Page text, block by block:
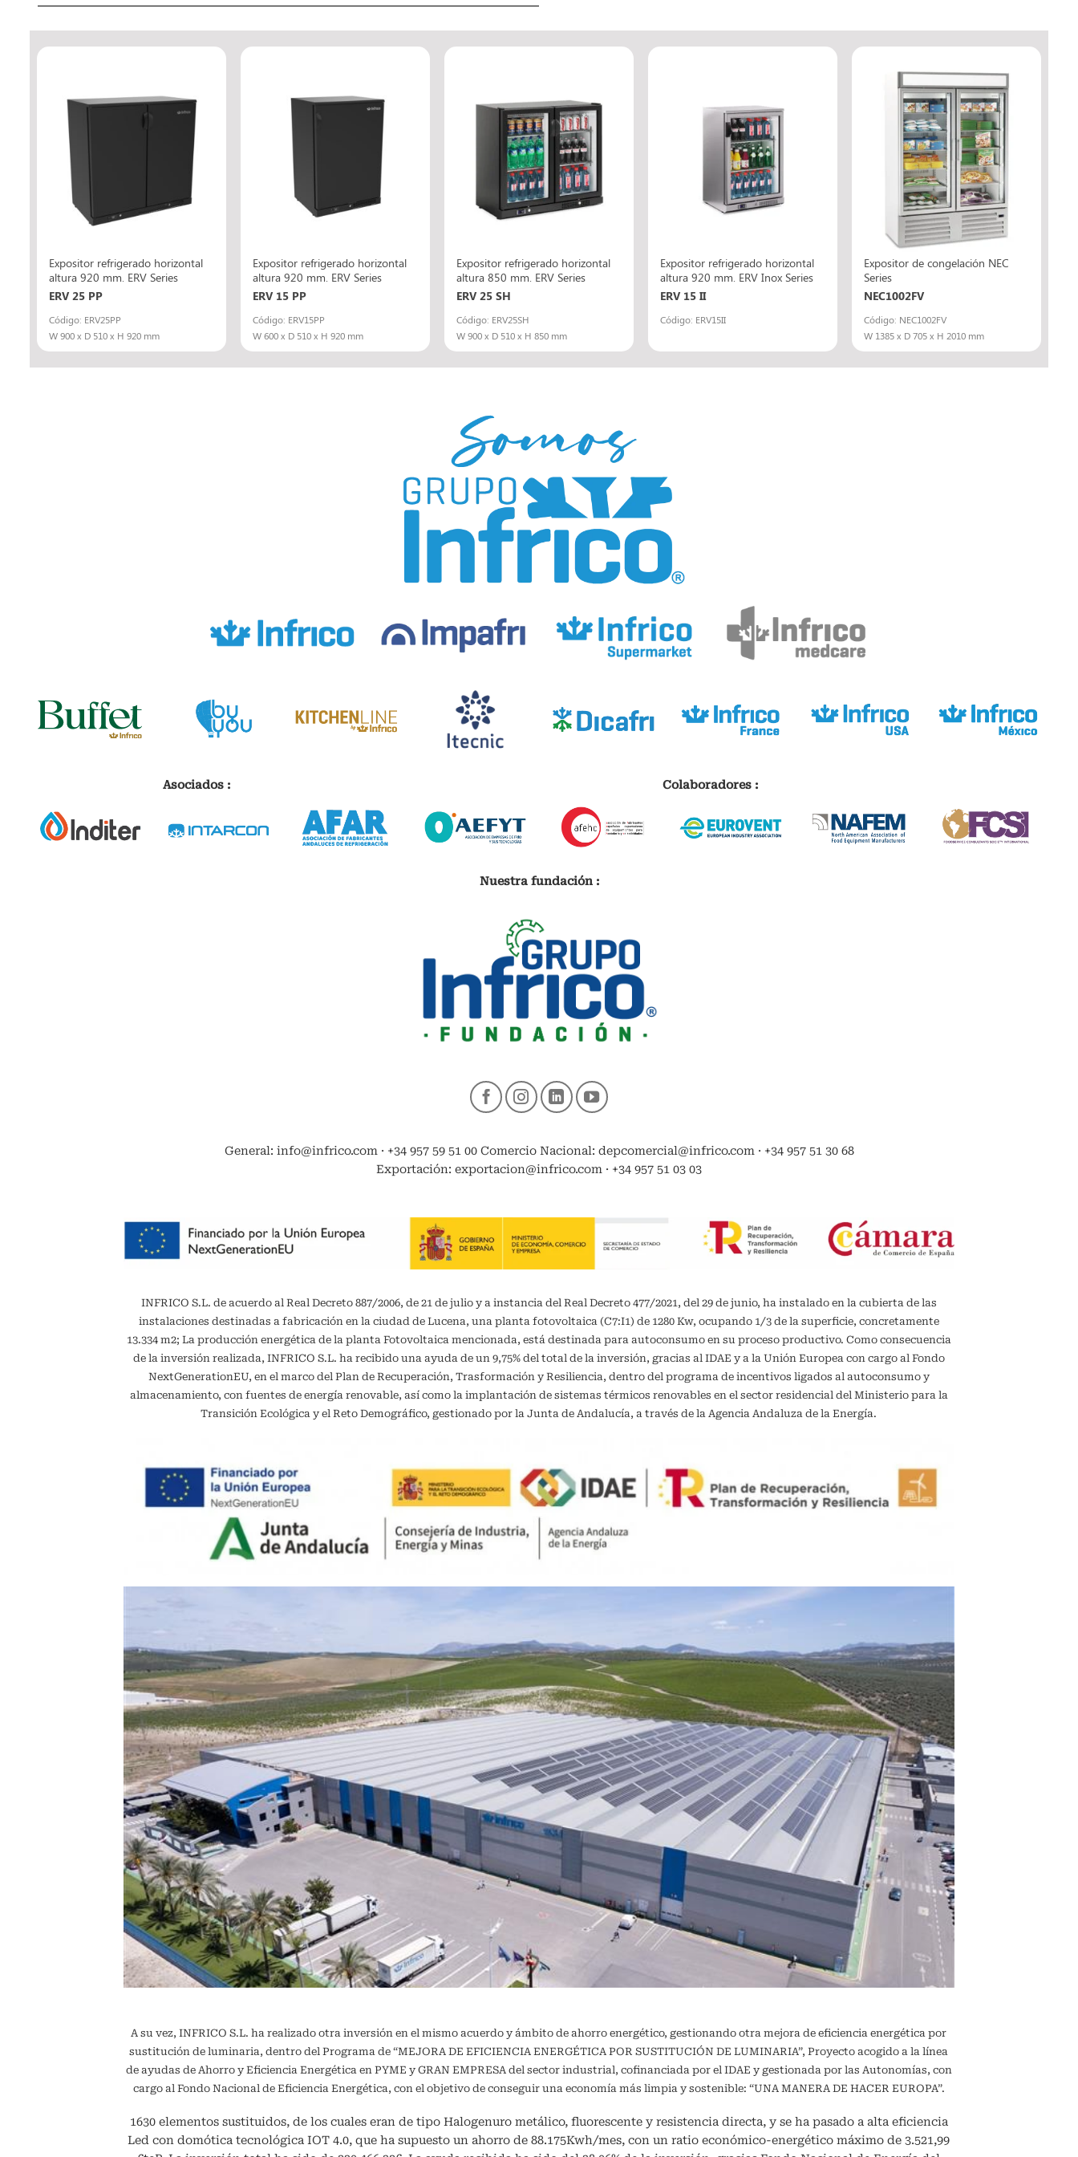
Expositor refrigerado horizontal
altura 920 mm. ERV Series
ERV 25 PP
Código: ERV25PP
W 900 x D 510 x H 920 mm
Expositor refrigerado horizontal
altura 920 mm. ERV Series
ERV 15 PP
Código: ERV15PP
W 600 x D 510 x H 920 mm
Expositor refrigerado horizontal
altura 850 mm. ERV Series
ERV 25 SH
Código: ERV25SH
W 900 x D 510 x H 850 mm
Expositor refrigerado horizontal
altura 920 mm. ERV Inox Series
ERV 15 II
Código: ERV15II
Expositor de congelación NEC
Series
NEC1002FV
Código: NEC1002FV
W 1385 x D 705 x H 2010 mm
Asociados : Colaboradores :
Nuestra fundación :
General: info@infrico.com · +34 957 59 51 00 Comercio Nacional: depcomercial@infrico.com · +34 957 51 30 68
Exportación: exportacion@infrico.com · +34 957 51 03 03
INFRICO S.L. de acuerdo al Real Decreto 887/2006, de 21 de julio y a instancia del Real Decreto 477/2021, del 29 de junio, ha instalado en la cubierta de las
instalaciones destinadas a fabricación en la ciudad de Lucena, una planta fotovoltaica (C7:I1) de 1280 Kw, ocupando 1/3 de la superficie, concretamente
13.334 m2; La producción energética de la planta Fotovoltaica mencionada, está destinada para autoconsumo en su proceso productivo. Como consecuencia
de la inversión realizada, INFRICO S.L. ha recibido una ayuda de un 9,75% del total de la inversión, gracias al IDAE y a la Unión Europea con cargo al Fondo
NextGenerationEU, en el marco del Plan de Recuperación, Trasformación y Resiliencia, dentro del programa de incentivos ligados al autoconsumo y
almacenamiento, con fuentes de energía renovable, así como la implantación de sistemas térmicos renovables en el sector residencial del Ministerio para la
Transición Ecológica y el Reto Demográfico, gestionado por la Junta de Andalucía, a través de la Agencia Andaluza de la Energía.
A su vez, INFRICO S.L. ha realizado otra inversión en el mismo acuerdo y ámbito de ahorro energético, gestionando otra mejora de eficiencia energética por
sustitución de luminaria, dentro del Programa de “MEJORA DE EFICIENCIA ENERGÉTICA POR SUSTITUCIÓN DE LUMINARIA”, Proyecto acogido a la línea
de ayudas de Ahorro y Eficiencia Energética en PYME y GRAN EMPRESA del sector industrial, cofinanciada por el IDAE y gestionada por las Autonomías, con
cargo al Fondo Nacional de Eficiencia Energética, con el objetivo de conseguir una economía más limpia y sostenible: “UNA MANERA DE HACER EUROPA”.
1630 elementos sustituidos, de los cuales eran de tipo Halogenuro metálico, fluorescente y resistencia directa, y se ha pasado a alta eficiencia
Led con domótica tecnológica IOT 4.0, que ha supuesto un ahorro de 88.175Kwh/mes, con un ratio económico-energético máximo de 3.521,99